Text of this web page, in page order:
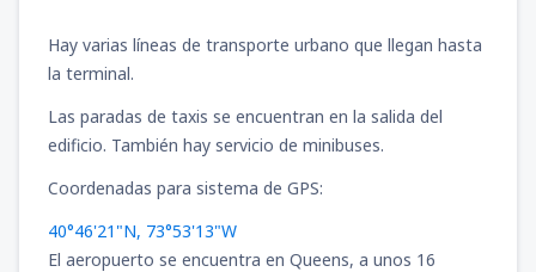
Hay varias líneas de transporte urbano que llegan hasta
la terminal.
Las paradas de taxis se encuentran en la salida del
edificio. También hay servicio de minibuses.
Coordenadas para sistema de GPS:
40°46'21"N, 73°53'13"W
El aeropuerto se encuentra en Queens, a unos 16